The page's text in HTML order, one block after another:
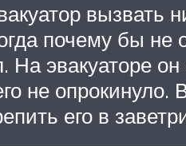
вызвать
почему бы не
На эвакуаторе
не опрокинуло.
его в